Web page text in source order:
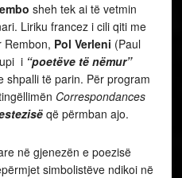
sheh tek ai të vetmin
Liriku francez i cili qiti me
Rembon, Pol Verleni (Paul
i “poetëve të nëmur”
shpalli të parin. Për program
Correspondances
që përmban ajo.
në gjenezën e poezisë
simbolistëve ndikoi në